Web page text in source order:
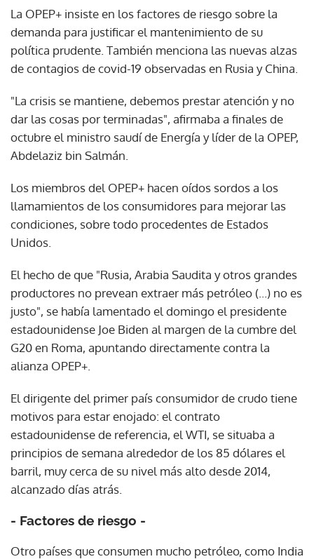
La OPEP+ insiste en los factores de riesgo sobre la
demanda para justificar el mantenimiento de su
política prudente. También menciona las nuevas alzas
de contagios de covid-19 observadas en Rusia y China.
"La crisis se mantiene, debemos prestar atención y no
dar las cosas por terminadas", afirmaba a finales de
octubre el ministro saudí de Energía y líder de la OPEP,
Abdelaziz bin Salmán.
Los miembros del OPEP+ hacen oídos sordos a los
llamamientos de los consumidores para mejorar las
condiciones, sobre todo procedentes de Estados
Unidos.
El hecho de que "Rusia, Arabia Saudita y otros grandes
productores no prevean extraer más petróleo (...) no es
justo", se había lamentado el domingo el presidente
estadounidense Joe Biden al margen de la cumbre del
G20 en Roma, apuntando directamente contra la
alianza OPEP+.
El dirigente del primer país consumidor de crudo tiene
motivos para estar enojado: el contrato
estadounidense de referencia, el WTI, se situaba a
principios de semana alrededor de los 85 dólares el
barril, muy cerca de su nivel más alto desde 2014,
alcanzado días atrás.
- Factores de riesgo -
Otro países que consumen mucho petróleo, como India